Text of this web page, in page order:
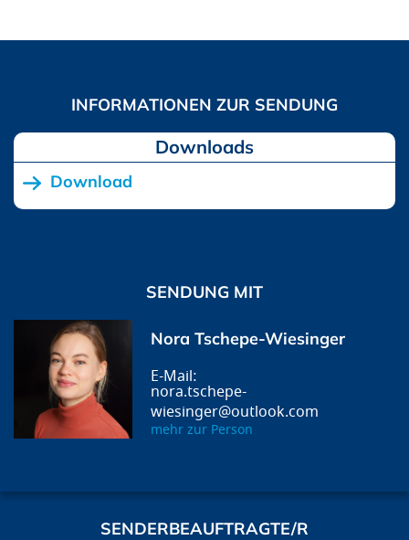
Downloads
Download
SENDUNG MIT
Nora Tschepe-Wiesinger
nora.tschepe-
wiesinger@outlook.com
mehr zur Person
SENDERBEAUFTRAGTE/R